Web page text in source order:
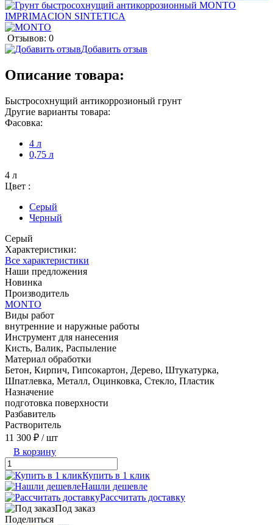
Отзывов: 0
Добавить отзыв
Описание товара:
Быстросохнущий антикоррозионый грунт
Другие варианты товара:
Фасовка:
4 л
0,75 л
4 л
Цвет :
Серый
Черный
Серый
Характеристики:
Все характеристики
Наши предложения
Новинка
Производитель
MONTO
Виды работ
внутренние и наружные работы
Инструмент для нанесения
Кисть, Валик, Распыление
Материал обработки
Бетон, Кирпич, Гипсокартон, Дерево, Штукатурка,
Шпатлевка, Металл, Оцинковка, Стекло, Пластик
Назначение
подготовка поверхности
Разбавитель
Растворитель
11 300 ₽ / шт
В корзину
Купить в 1 клик
Нашли дешевле
Рассчитать доставку
Под заказ
Поделиться